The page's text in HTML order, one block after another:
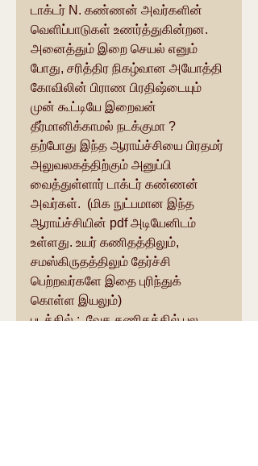
டாக்டர் N. கண்ணன் அவர்களின்
வெளிப்பாடுகள் உணர்த்துகின்றன.
அனைத்தும் இறை செயல் எனும்
போது, சரித்திர நிகழ்வான அயோத்தி
கோவிலின் பிராண பிரதிஷ்டையும்
முன் கூட்டியே இறைவன்
தீர்மானிக்காமல் நடக்குமா ?
தற்போது இந்த ஆராய்ச்சியை பிரதமர்
அலுவலகத்திற்கும் அனுப்பி
வைத்துள்ளார் டாக்டர் கண்ணன்
அவர்கள்.  (மிக நுட்பமான இந்த
ஆராய்ச்சியின் pdf அடியேனிடம்
உள்ளது. உயர் கணிதத்திலும்,
சமஸ்கிருதத்திலும் தேர்ச்சி
பெற்றவர்களே இதை புரிந்துக்
கொள்ள இயலும்)
படத்தில் :  வேத கணிதத்தில் பல